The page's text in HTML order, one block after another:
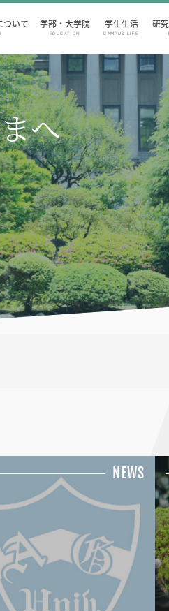
ついて 学部・大学院
EDUCATION
学生生活
CAMPUS LIFE
研
へ
NEWS